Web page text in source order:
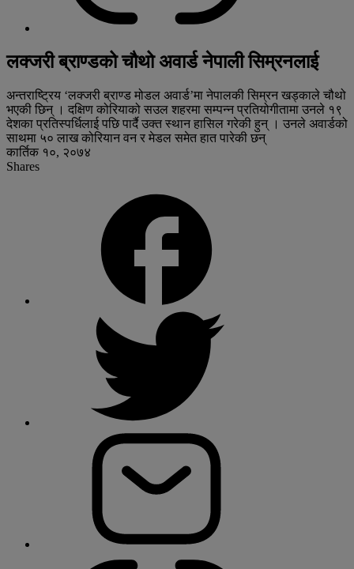
लक्जरी ब्राण्डको चौथो अवार्ड नेपाली सिम्रनलाई
अन्तराष्ट्रिय ‘लक्जरी ब्राण्ड मोडल अवार्ड’मा नेपालकी सिम्रन खड्काले चौथो
भएकी छिन् । दक्षिण कोरियाको सउल शहरमा सम्पन्न प्रतियोगीतामा उनले १९
देशका प्रतिस्पर्धिलाई पछि पार्दै उक्त स्थान हासिल गरेकी हुन् । उनले अवार्डको
साथमा ५० लाख कोरियान वन र मेडल समेत हात पारेकी छन्
कार्तिक १०, २०७४
Shares